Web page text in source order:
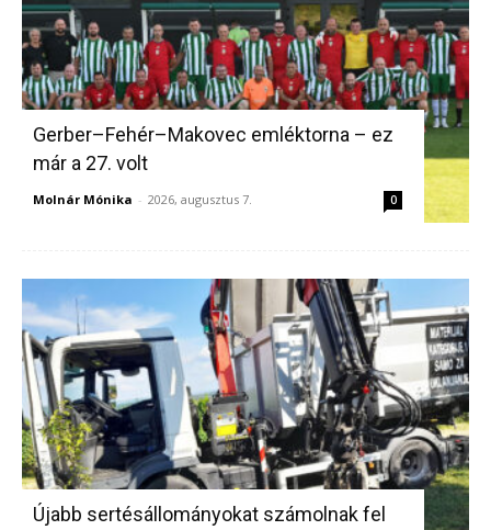
Gerber–Fehér–Makovec emléktorna – ez
már a 27. volt
Molnár Mónika - 2026, augusztus 7. 0
Újabb sertésállományokat számolnak fel